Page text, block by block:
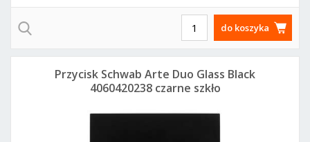
do koszyka
Przycisk Schwab Arte Duo Glass Black
4060420238 czarne szkło